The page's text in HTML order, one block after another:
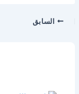
السابق